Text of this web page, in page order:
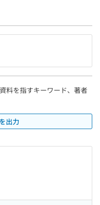
料を指すキーワード、著者
出力